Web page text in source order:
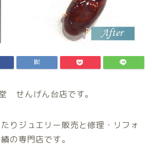
せんげん台店です。
りジュエリー販売と修理・リフォ
の専門店です。